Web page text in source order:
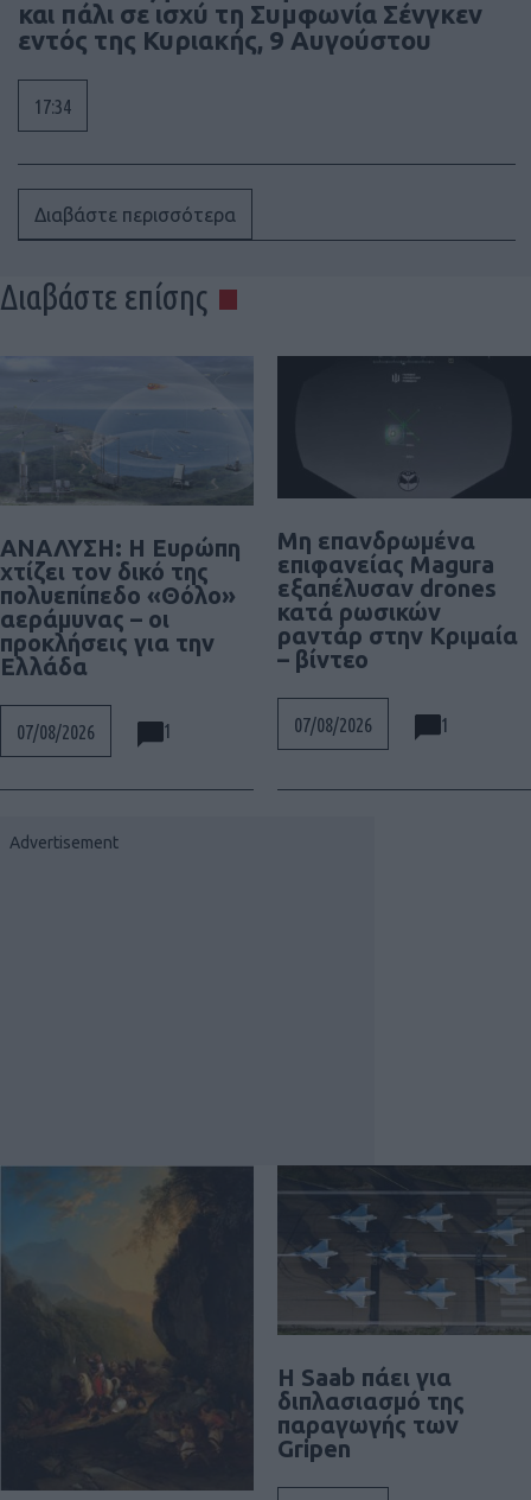
και πάλι σε ισχύ τη Συμφωνία Σένγκεν
εντός της Κυριακής, 9 Αυγούστου
17:34
Διαβάστε περισσότερα
Διαβάστε επίσης
ΑΝΑΛΥΣΗ: Η Ευρώπη
χτίζει τον δικό της
πολυεπίπεδο «Θόλο»
αεράμυνας – οι
προκλήσεις για την
Ελλάδα
07/08/2026 1
Μη επανδρωμένα
επιφανείας Magura
εξαπέλυσαν drones
κατά ρωσικών
ραντάρ στην Κριμαία
– βίντεο
07/08/2026 1
H Saab πάει για
διπλασιασμό της
παραγωγής των
Gripen